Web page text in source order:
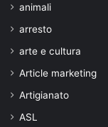
animali
arresto
arte e cultura
Article marketing
Artigianato
ASL